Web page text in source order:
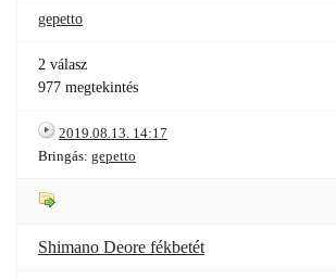
gepetto
2 válasz
977 megtekintés
2019.08.13. 14:17
Bringás: gepetto
Shimano Deore fékbetét